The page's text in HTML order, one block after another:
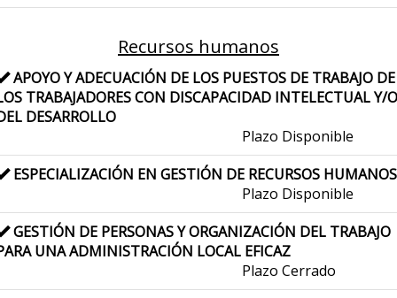
Recursos humanos
APOYO Y ADECUACIÓN DE LOS PUESTOS DE TRABAJO DE
TRABAJADORES CON DISCAPACIDAD INTELECTUAL Y/O
DESARROLLO
Plazo Disponible
ESPECIALIZACIÓN EN GESTIÓN DE RECURSOS HUMANOS
Plazo Disponible
GESTIÓN DE PERSONAS Y ORGANIZACIÓN DEL TRABAJO
UNA ADMINISTRACIÓN LOCAL EFICAZ
Plazo Cerrado